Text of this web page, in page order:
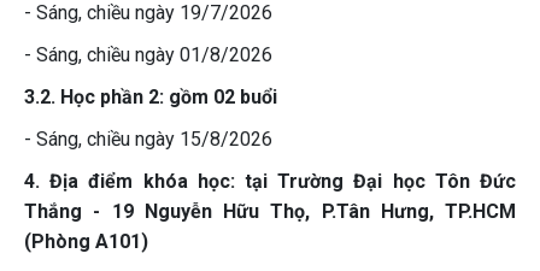
- Sáng, chiều ngày 19/7/2026
- Sáng, chiều ngày 01/8/2026
3.2. Học phần 2: gồm 02 buổi
- Sáng, chiều ngày 15/8/2026
4. Địa điểm khóa học: tại Trường Đại học Tôn Đức
Thắng - 19 Nguyễn Hữu Thọ, P.Tân Hưng, TP.HCM
(Phòng A101)